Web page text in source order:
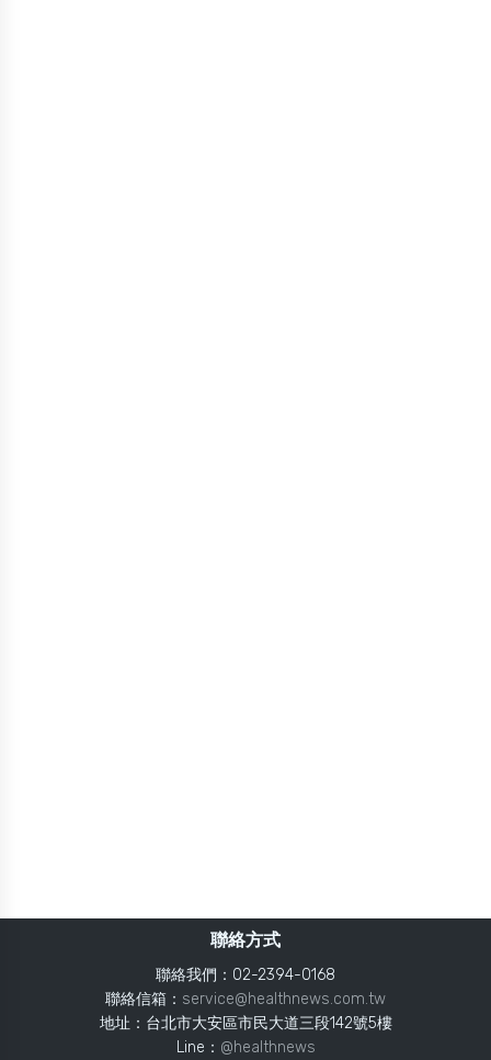
聯絡方式
聯絡我們：02-2394-0168
聯絡信箱： service@healthnews.com.tw
地址：台北市大安區市民大道三段142號5樓
Line： @healthnews